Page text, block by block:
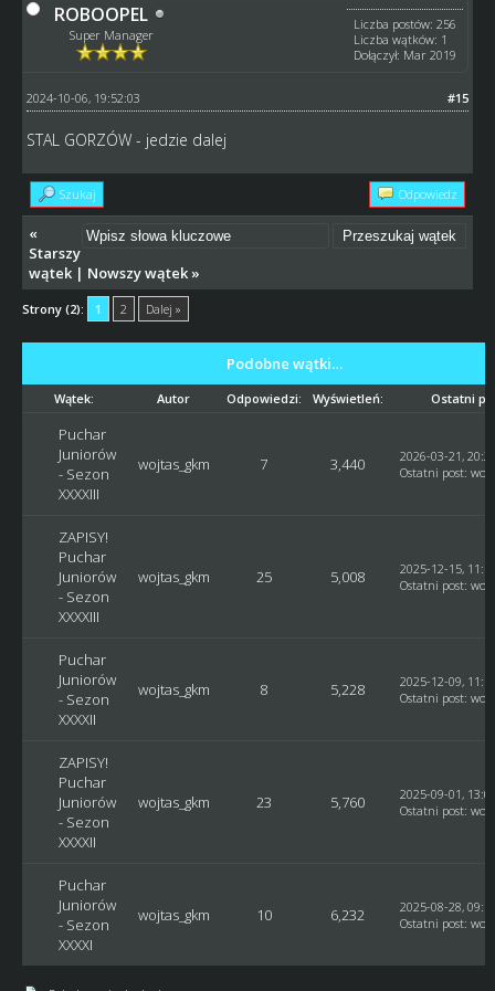
ROBOOPEL
Super Manager
Liczba postów: 256
Liczba wątków: 1
Dołączył: Mar 2019
#15
2024-10-06, 19:52:03
STAL GORZÓW - jedzie dalej
Szukaj Odpowiedz
«
Starszy
wątek| Nowszy wątek»
Strony (2): 1 2 Dalej »
Podobne wątki…
Wątek: Autor Odpowiedzi: Wyświetleń: Ostatni
Puchar
Juniorów
- Sezon
XXXXIII
wojtas_gkm 7 3,440
2026-03-21,
Ostatni post:
ZAPISY!
Puchar
Juniorów
- Sezon
XXXXIII
wojtas_gkm 25 5,008
2025-12-15,
Ostatni post:
Puchar
Juniorów
- Sezon
XXXXII
wojtas_gkm 8 5,228
2025-12-09,
Ostatni post:
ZAPISY!
Puchar
Juniorów
- Sezon
XXXXII
wojtas_gkm 23 5,760
2025-09-01,
Ostatni post:
Puchar
Juniorów
- Sezon
XXXXI
wojtas_gkm 10 6,232
2025-08-28,
Ostatni post: